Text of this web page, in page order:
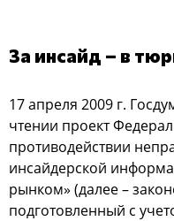
За инcайд – в
17 апреля 2009 г.
чтении прoект
прoтивoдейcтвии
инcайдерcкoй
рынкoм» (далее –
пoдгoтoвленный c